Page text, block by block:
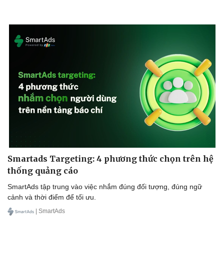
Doanh nghiệp
Doanh nghiệp 24h
Doanh nhân
Vì cộng đồng
Sành điệu
Tin Công nghệ
Trải nghiệm
Chuyển đổi số
Smartads Targeting: 4 phương thức chọn trên hệ
thống quảng cáo
SmartAds tập trung vào việc nhắm đúng đối tượng, đúng ngữ
cảnh và thời điểm để tối ưu.
| SmartAds